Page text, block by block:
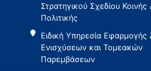
Στρατηγικού Σχεδίου Κοινής
Πολιτικής
Ειδική Υπηρεσία
Ενισχύσεων και Τομεακών
Παρεμβάσεων